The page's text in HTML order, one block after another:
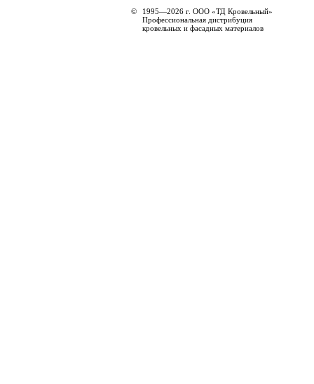
©
1995—2026 г. ООО «ТД Кровельный»
Профессиональная дистрибуция
кровельных и фасадных материалов